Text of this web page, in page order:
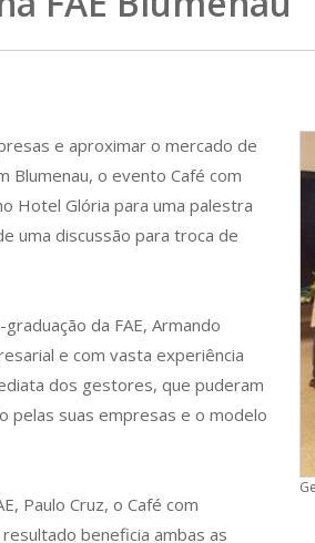
e aproximar o mercado de
Blumenau, o evento Café com
Hotel Glória para uma palestra
uma discussão para troca de
da FAE, Armando
e com vasta experiência
dos gestores, que puderam
pelas suas empresas e o modelo
Paulo Cruz, o Café com
beneficia ambas as